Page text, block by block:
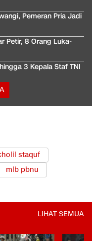
Pemeran Pria Jadi
Petir, 8 Orang Luka-
3 Kepala Staf TNI
staquf
mlb pbnu
LIHAT SEMUA